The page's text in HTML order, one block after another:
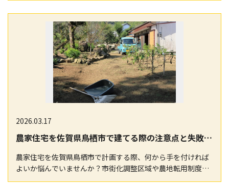
2026.03.17
農家住宅を佐賀県鳥栖市で建てる際の注意点と失敗しない手続きガイド
農家住宅を佐賀県鳥栖市で計画する際、何から手を付ければ
よいか悩んでいませんか？市街化調整区域や農地転用制度の
複雑な要件、農家証明の取得や分家住宅の緩和条件など…